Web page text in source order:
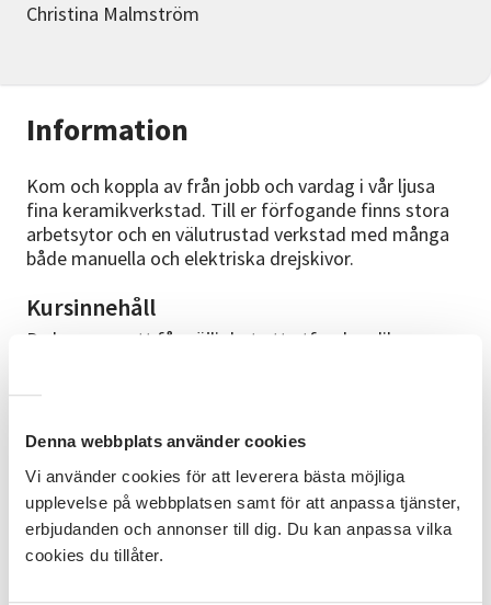
Denna webbplats använder cookies
Vi använder cookies för att leverera bästa möjliga
upplevelse på webbplatsen samt för att anpassa tjänster,
erbjudanden och annonser till dig. Du kan anpassa vilka
cookies du tillåter.
Information
Kom och koppla av från jobb och vardag i vår ljusa
fina keramikverkstad. Till er förfogande finns stora
arbetsytor och en välutrustad verkstad med många
både manuella och elektriska drejskivor.
Kursinnehåll
Du kommer att få möjlighet att utforska olika
kursledaren. Vi har en mängd olika sorters
Förkunskap
Inga förkunskaper behövs för att vara med på
kursen.
Christina Malmström